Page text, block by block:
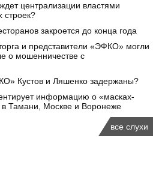
централизации властями
строек?
закроется до конца года
и представители «ЭФКО» могли
о мошенничестве с
Кустов и Ляшенко задержаны?
информацию о «масках-
Тамани, Москве и Воронеже
все слухи